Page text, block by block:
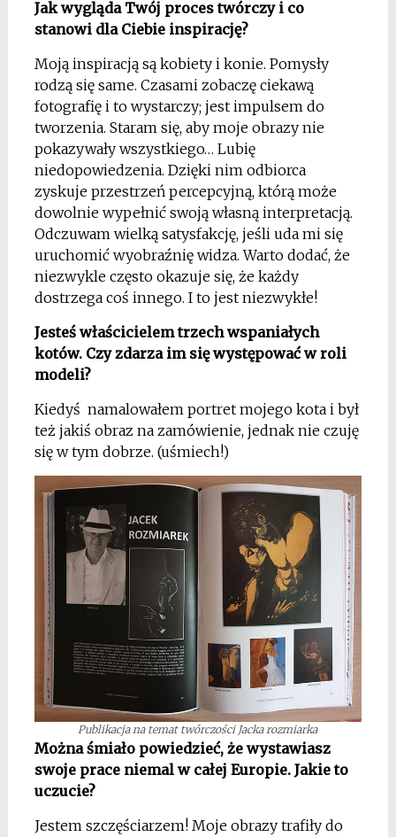
Jak wygląda Twój proces twórczy i co
stanowi dla Ciebie inspirację?
Moją inspiracją są kobiety i konie. Pomysły
rodzą się same. Czasami zobaczę ciekawą
fotografię i to wystarczy; jest impulsem do
tworzenia. Staram się, aby moje obrazy nie
pokazywały wszystkiego… Lubię
niedopowiedzenia. Dzięki nim odbiorca
zyskuje przestrzeń percepcyjną, którą może
dowolnie wypełnić swoją własną interpretacją.
Odczuwam wielką satysfakcję, jeśli uda mi się
uruchomić wyobraźnię widza. Warto dodać, że
niezwykle często okazuje się, że każdy
dostrzega coś innego. I to jest niezwykłe!
Jesteś właścicielem trzech wspaniałych
kotów. Czy zdarza im się występować w roli
modeli?
Kiedyś namalowałem portret mojego kota i był
też jakiś obraz na zamówienie, jednak nie czuję
się w tym dobrze. (uśmiech!)
Publikacja na temat twórczości Jacka rozmiarka
Można śmiało powiedzieć, że wystawiasz
swoje prace niemal w całej Europie. Jakie to
uczucie?
Jestem szczęściarzem! Moje obrazy trafiły do